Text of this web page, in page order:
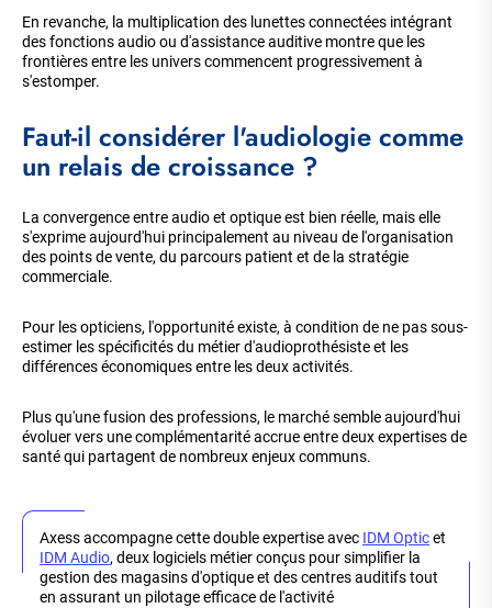
En revanche, la multiplication des lunettes connectées intégrant
des fonctions audio ou d'assistance auditive montre que les
frontières entre les univers commencent progressivement à
s'estomper.
Faut-il considérer l'audiologie comme
un relais de croissance ?
La convergence entre audio et optique est bien réelle, mais elle
s'exprime aujourd'hui principalement au niveau de l'organisation
des points de vente, du parcours patient et de la stratégie
commerciale.
Pour les opticiens, l'opportunité existe, à condition de ne pas sous-
estimer les spécificités du métier d'audioprothésiste et les
différences économiques entre les deux activités.
Plus qu'une fusion des professions, le marché semble aujourd'hui
évoluer vers une complémentarité accrue entre deux expertises de
santé qui partagent de nombreux enjeux communs.
Axess accompagne cette double expertise avec IDM Opticet
IDM Audio, deux logiciels métier conçus pour simplifier la
gestion des magasins d'optique et des centres auditifs tout
en assurant un pilotage efficace de l'activité